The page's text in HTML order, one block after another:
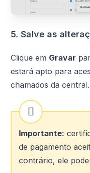
5. Salve as
Clique em Gravar
estará apto para
chamados da central.
Importante:
de pagamento
contrário, ele